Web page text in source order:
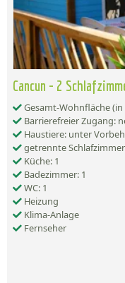
Cancun - 2
Gesamt-Wohnfläche (in
Barrierefreier Zugang:
Haustiere: unter
getrennte
Küche: 1
Badezimmer: 1
WC: 1
Heizung
Klima-Anlage
Fernseher